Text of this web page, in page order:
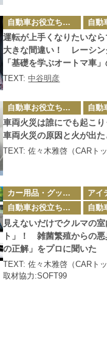
カ
テ
ゴ
リ
ー
自動車お役立ち情報 自動
運転が上手くなりたいな
大きな間違い！ レーシン
「基礎を学ぶオートマ車
TEXT:中谷明彦
カ
テ
ゴ
リ
ー
自動車お役立ち情報 自動
車両火災は誰にでも起こ
車両火災の原因と火が出
TEXT: 佐々木雅啓（CARトッ
カ
テ
ゴ
リ
ー
カー用品・グッズ情報
アイ
自動車お役立ち情報
自動
見えないだけでクルマの
ト」！ 雑菌繁殖からの
の正解」をプロに聞いた
TEXT: 佐々木雅啓（CAR
取材協力:SOFT99